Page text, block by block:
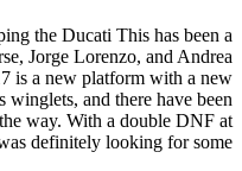
the Ducati This has been a
Jorge Lorenzo, and Andrea
is a new platform with a new
winglets, and there have been
way. With a double DNF at
definitely looking for some […]